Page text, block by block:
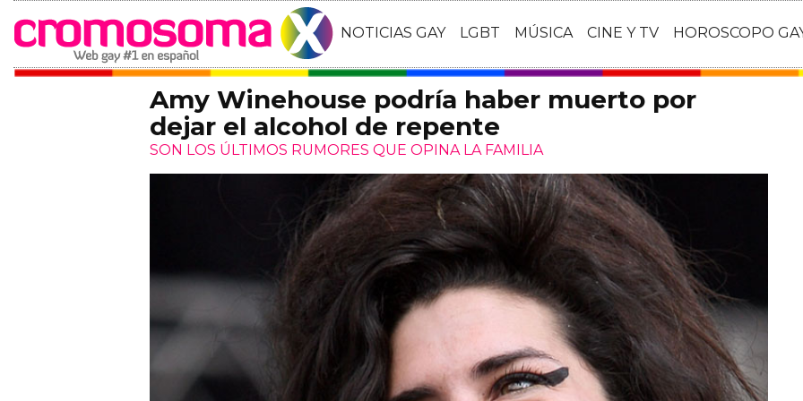
NOTICIAS GAY LGBT MÚSICA CINE Y TV HOROSCOPO
Amy Winehouse podría haber muerto por
dejar el alcohol de repente
SON LOS ÚLTIMOS RUMORES QUE OPINA LA FAMILIA